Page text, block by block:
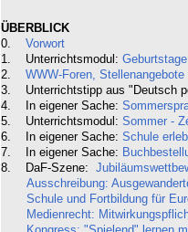
ÜBERBLICK
0. Vorwort
1. Unterrichtsmodul:
2. WWW-Foren,
3. Unterrichtstipp aus "Deutsch
4. In eigener Sache:
5. Unterrichtsmodul: Sommer -
6. In eigener Sache: Schule
7. In eigener Sache:
8. DaF-Szene:
Ausschreibung:
Schule und Fortbildung für
Medienrecht: